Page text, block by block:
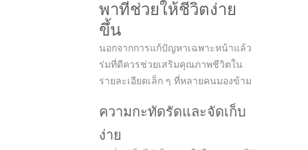
พาที่ช่วยให้ชีวิตง่าย
ขึ้น
นอกจากการแก้ปัญหาเฉพาะหน้าแล้ว
ร่มที่ดีควรช่วยเสริมคุณภาพชีวิตใน
รายละเอียดเล็ก ๆ ที่หลายคนมองข้าม
ความกะทัดรัดและจัดเก็บ
ง่าย